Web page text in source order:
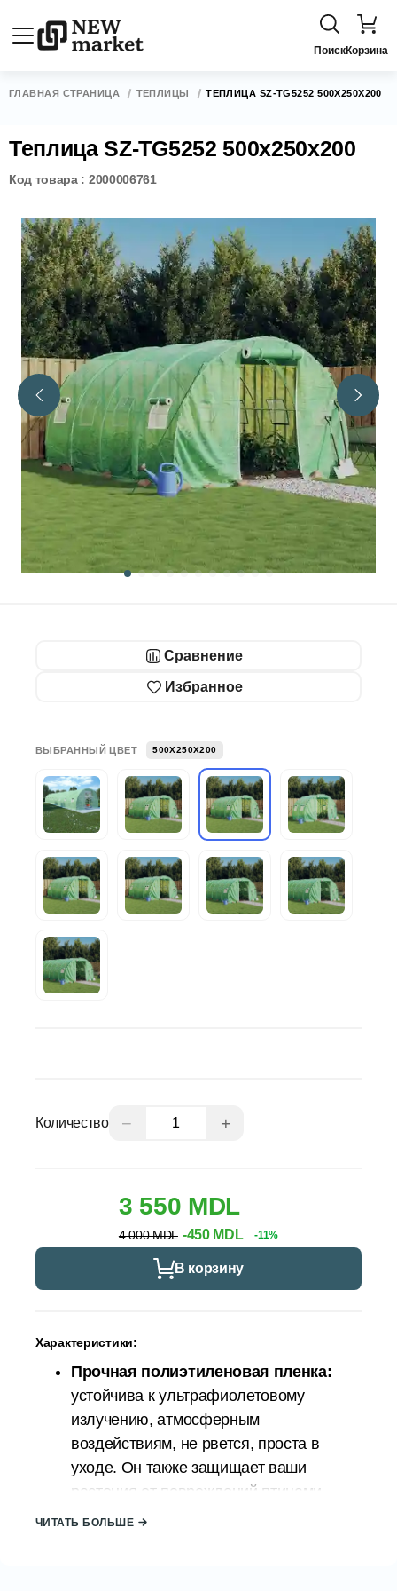
ПоискКорзина
ГЛАВНАЯ СТРАНИЦА ТЕПЛИЦЫ ТЕПЛИЦА SZ-TG5252 500X250X200
Теплица SZ-TG5252 500x250x200
Код товара : 2000006761
Сравнение
Избранное
ВЫБРАННЫЙ ЦВЕТ 500X250X200
Количество − +
3 550 MDL
4 000 MDL -450 MDL -11%
В корзину
Характеристики:
Прочная полиэтиленовая пленка:
устойчива к ультрафиолетовому
излучению, атмосферным
воздействиям, не рвется, проста в
уходе. Он также защищает ваши
растения от повреждений птицами,
обеспечивая при этом сохранение
ЧИТАТЬ БОЛЬШЕ